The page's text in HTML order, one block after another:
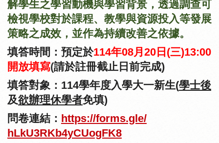
解學生之學習動機與學習背景，透過調查可
檢視學校對於課程、教學與資源投入等發展
策略之成效，並作為持續改善之依據。
填答時間：預定於114年08月20日 (三)13:00
開放填寫(請於註冊截止日前完成)
填答對象： 114學年度入學大一新生(學士後
及欲辦理休學者免填)
問卷連結： https://forms.gle/
hLkU3RKb4yCUogFK8